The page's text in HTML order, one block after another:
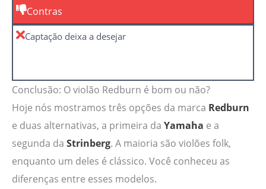
Contras
Captação deixa a desejar
Conclusão: O violão Redburn é bom ou não?
Hoje nós mostramos três opções da marca Redburn
e duas alternativas, a primeira da Yamaha e a
segunda da Strinberg. A maioria são violões folk,
enquanto um deles é clássico. Você conheceu as
diferenças entre esses modelos.